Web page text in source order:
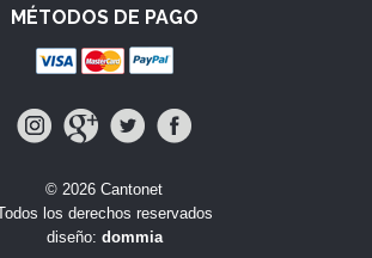
MÉTODOS DE PAGO
© 2026 Cantonet
los derechos reservados
diseño: dommia